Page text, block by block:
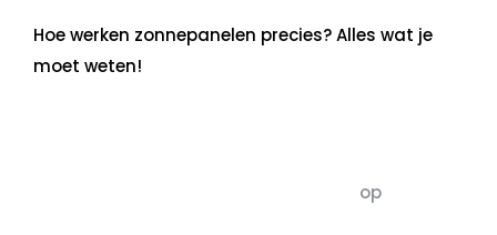
Hoe werken zonnepanelen precies? Alles wat je
moet weten!
op